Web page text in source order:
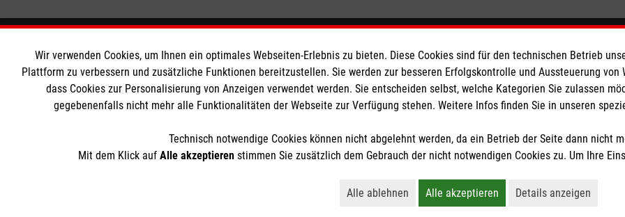
Informationen
Impressum
Datenschutz
Die Malteser
Malteser in Deutschland
Malteserorden
Spendenkonto
Empfänger: Malteser
Bank: Volksbank in der Region
BIC: GENODES1VDS
Wir verwenden Cookies, um Ihnen ein optimales Webseiten-Erlebnis zu bieten. Diese Cookies sind für den technischen Betrieb
Plattform zu verbessern und zusätzliche Funktionen bereitzustellen. Sie werden zur besseren Erfolgskontrolle und Aussteuerung von
dass Cookies zur Personalisierung von Anzeigen verwendet werden. Sie entscheiden selbst, welche Kategorien Sie zulassen
gegebenenfalls nicht mehr alle Funktionalitäten der Webseite zur Verfügung stehen. Weitere Infos finden Sie in unseren
Technisch notwendige Cookies können nicht abgelehnt werden, da ein Betrieb der Seite dann nicht
Mit dem Klick auf Alle akzeptieren stimmen Sie zusätzlich dem Gebrauch der nicht notwendigen Cookies zu. Um Ihre
Alle ablehnen
Lehnt alle nicht-essentiellen Cookies ab
Alle akzeptieren
Akzeptiert alle Cookies
Details anzeigen